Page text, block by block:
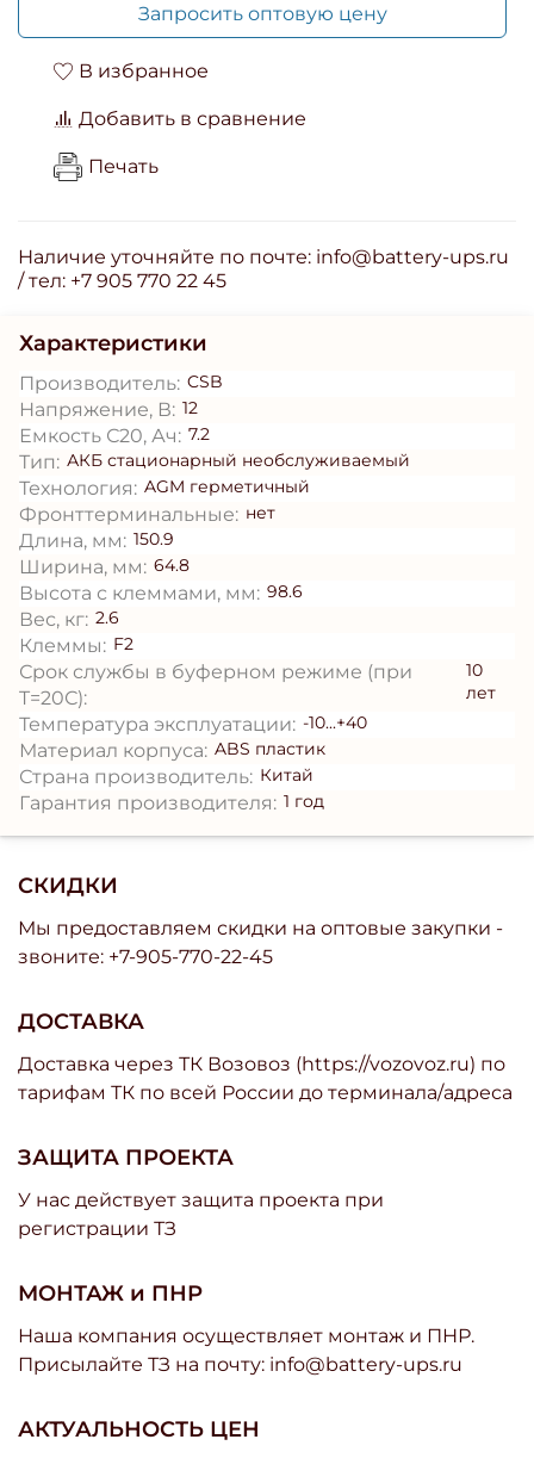
Запросить оптовую цену
В избранное
Добавить в сравнение
Печать
Наличие уточняйте по почте: info@battery-ups.ru
/ тел: +7 905 770 22 45
СКИДКИ
Мы предоставляем скидки на оптовые закупки -
звоните: +7-905-770-22-45
ДОСТАВКА
Доставка через ТК Возовоз (https://vozovoz.ru) по
тарифам ТК по всей России до терминала/адреса
ЗАЩИТА ПРОЕКТА
У нас действует защита проекта при
регистрации ТЗ
МОНТАЖ и ПНР
Наша компания осуществляет монтаж и ПНР.
Присылайте ТЗ на почту: info@battery-ups.ru
АКТУАЛЬНОСТЬ ЦЕН
Характеристики
Производитель: CSB
Напряжение, В: 12
Емкость С20, Ач: 7.2
Тип: АКБ стационарный необслуживаемый
Технология: AGM герметичный
Фронттерминальные: нет
Длина, мм: 150.9
Ширина, мм: 64.8
Высота с клеммами, мм: 98.6
Вес, кг: 2.6
Клеммы: F2
Срок службы в буферном режиме (при
T=20С):
10
лет
Температура эксплуатации: -10...+40
Материал корпуса: ABS пластик
Страна производитель: Китай
Гарантия производителя: 1 год